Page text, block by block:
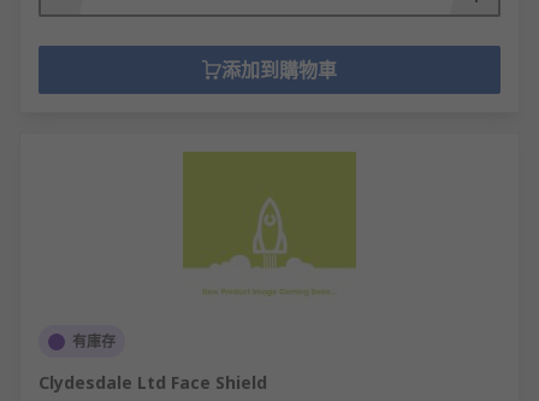
添加到購物車
有庫存
Clydesdale Ltd Face Shield